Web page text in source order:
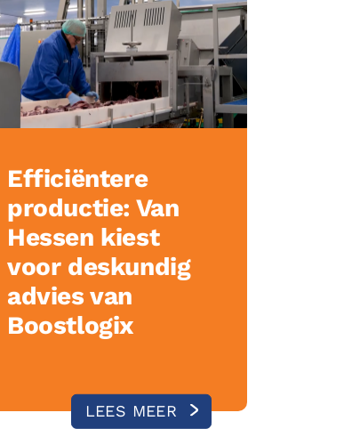
Efficiëntere
productie: Van
Hessen kiest
voor deskundig
advies van
Boostlogix
LEES MEER